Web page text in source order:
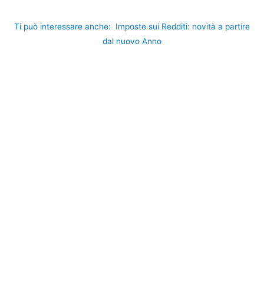
Ti può interessare anche:
Imposte sui Redditi: novità a partire
dal nuovo Anno